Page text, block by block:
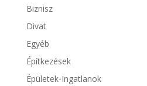
Biznisz
Divat
Egyéb
Építkezések
Épületek-Ingatlanok